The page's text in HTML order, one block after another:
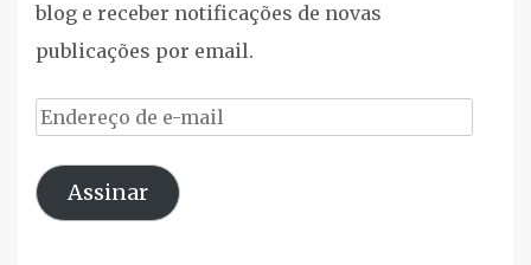
blog e receber notificações de novas
publicações por email.
Endereço
e-
Assinar